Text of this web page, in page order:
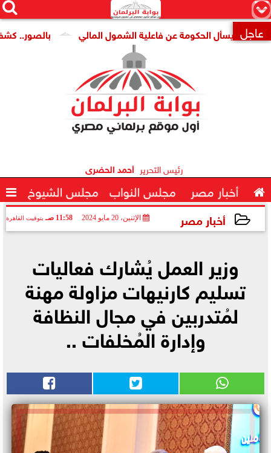
×


 عاجل بالصور.. كشف أثرى الحكومة عن فاعلية الشمول المالي
رئيس التحرير أحمد الحضرى
 أخبار مصر مجلس النواب مجلس الشيوخ 
أخبار مصر الإثنين، 20 مايو 2024 11:58 صـ بتوقيت القاهرة
وزير العمل يُشارك فعاليات
تسليم كارنيهات مزاولة مهنة
لمُتدربين في مجال النظافة
وإدارة المُخلفات ..